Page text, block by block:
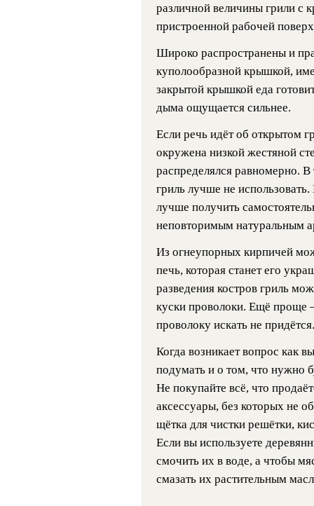
различной величины грили с
пристроенной рабочей
Широко распространены и
куполообразной крышкой,
закрытой крышкой еда
дыма ощущается сильнее.
Если речь идёт об открытом
окружена низкой жестяной
распределялся равномерно.
гриль лучше не
лучше получить
неповторимым натуральным
Из огнеупорных кирпичей
печь, которая станет его
разведения костров гриль
куски проволоки. Ещё проще
проволоку искать не придётся.
Когда возникает вопрос как
подумать и о том, что нужно
Не покупайте всё, что
аксессуары, без которых не
щётка для чистки решётки,
Если вы используете
смочить их в воде, а чтобы
смазать их растительным